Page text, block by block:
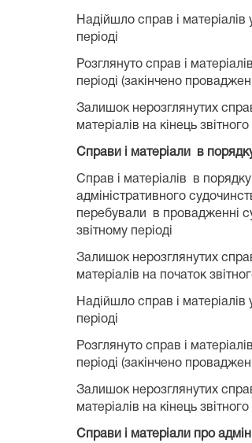
Надійшло справ і матеріалів
періоді
Розглянуто справ і
періоді (закінчено
Залишок нерозглянутих
матеріалів на кінець
Справи і матеріали в
Справ і матеріалів в порядку
адміністративного
перебували в провадженні
звітному періоді
Залишок нерозглянутих
матеріалів на початок
Надійшло справ і матеріалів
періоді
Розглянуто справ і
періоді (закінчено
Залишок нерозглянутих
матеріалів на кінець
Справи і матеріали про